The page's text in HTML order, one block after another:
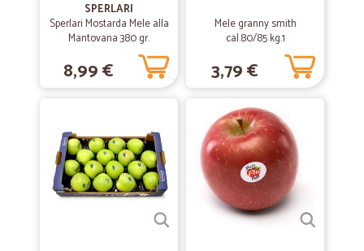
—Giovanna P.
Servizio buono e merce fresca.
Servizio buono e merce fresca.
Bellissima puntuale comoda…
Bellissima puntuale comoda efficacissima la rifaccio sicuramente
16/04/2020
Francesco M.
SPERLARI
Sperlari Mostarda Mele alla
Mantovana 380 gr.
8,99 €
Mele granny smith
cal.80/85 kg.1
3,79 €